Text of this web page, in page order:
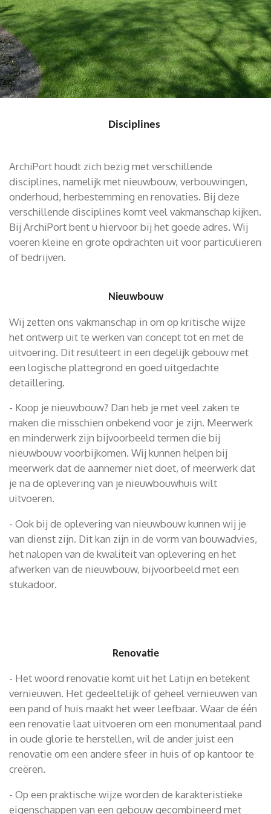
Disciplines
ArchiPort houdt zich bezig met verschillende
disciplines, namelijk met nieuwbouw, verbouwingen,
onderhoud, herbestemming en renovaties. Bij deze
verschillende disciplines komt veel vakmanschap kijken.
Bij ArchiPort bent u hiervoor bij het goede adres. Wij
voeren kleine en grote opdrachten uit voor particulieren
of bedrijven.
Nieuwbouw
Wij zetten ons vakmanschap in om op kritische wijze
het ontwerp uit te werken van concept tot en met de
uitvoering. Dit resulteert in een degelijk gebouw met
een logische plattegrond en goed uitgedachte
detaillering.
- Koop je nieuwbouw? Dan heb je met veel zaken te
maken die misschien onbekend voor je zijn. Meerwerk
en minderwerk zijn bijvoorbeeld termen die bij
nieuwbouw voorbijkomen. Wij kunnen helpen bij
meerwerk dat de aannemer niet doet, of meerwerk dat
je na de oplevering van je nieuwbouwhuis wilt
uitvoeren.
- Ook bij de oplevering van nieuwbouw kunnen wij je
van dienst zijn. Dit kan zijn in de vorm van bouwadvies,
het nalopen van de kwaliteit van oplevering en het
afwerken van de nieuwbouw, bijvoorbeeld met een
stukadoor.
Renovatie
- Het woord renovatie komt uit het Latijn en betekent
vernieuwen. Het gedeeltelijk of geheel vernieuwen van
een pand of huis maakt het weer leefbaar. Waar de één
een renovatie laat uitvoeren om een monumentaal pand
in oude glorie te herstellen, wil de ander juist een
renovatie om een andere sfeer in huis of op kantoor te
creëren.
- Op een praktische wijze worden de karakteristieke
eigenschappen van een gebouw gecombineerd met